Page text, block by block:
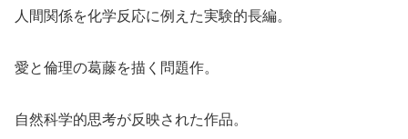
人間関係を化学反応に例えた実験的長編。
愛と倫理の葛藤を描く問題作。
自然科学的思考が反映された作品。